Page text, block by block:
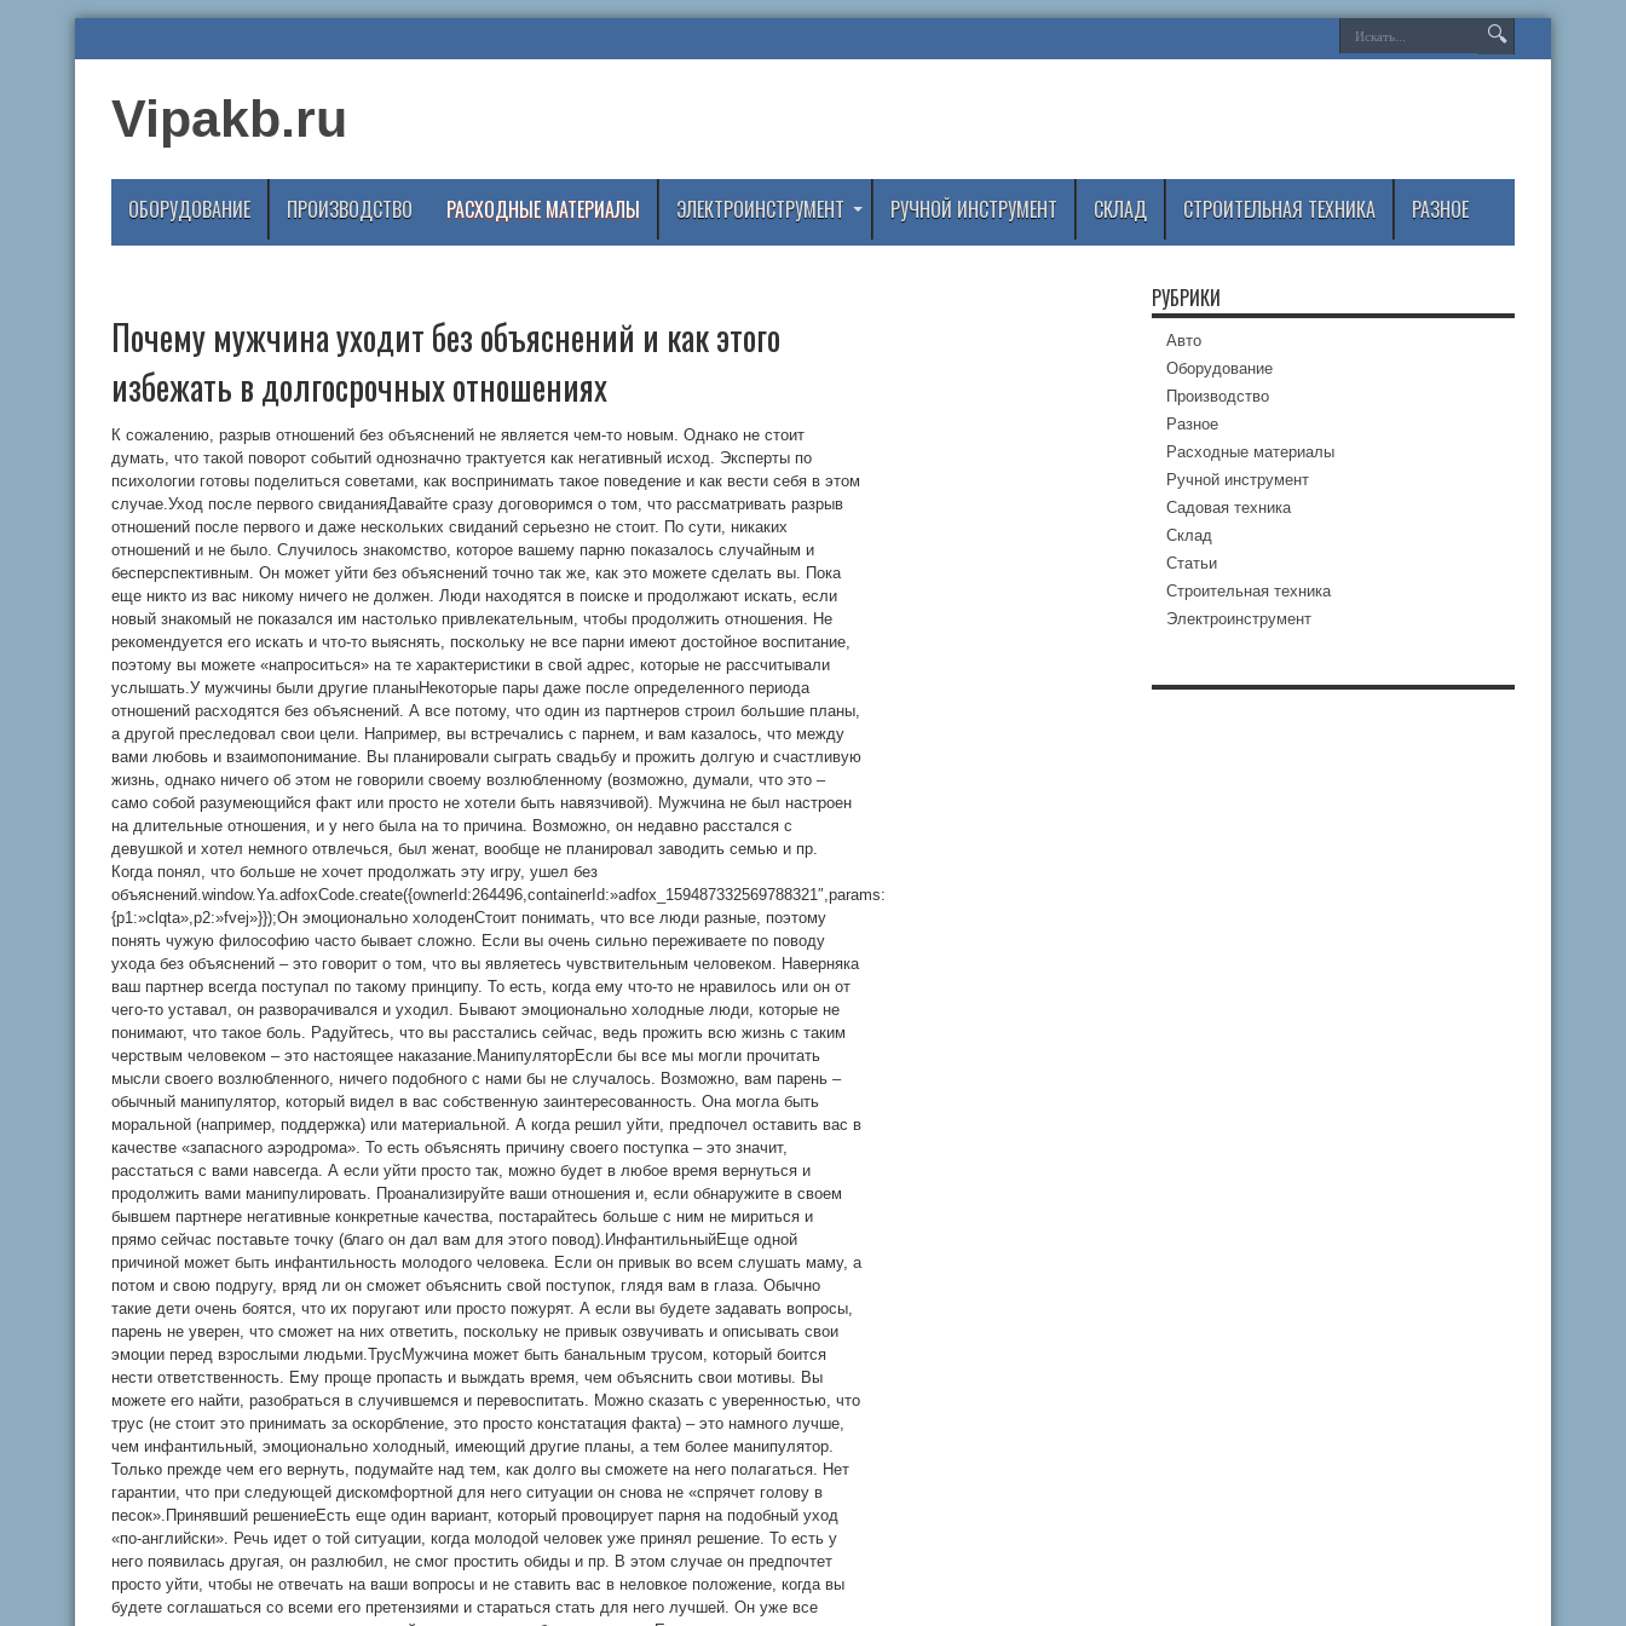
Vipakb.ru
ОБОРУДОВАНИЕ ПРОИЗВОДСТВО РАСХОДНЫЕ МАТЕРИАЛЫ ЭЛЕКТРОИНСТРУМЕНТ РУЧНОЙ ИНСТРУМЕНТ СКЛАД СТРОИТЕЛЬНАЯ ТЕХНИКА РАЗНОЕ
Почему мужчина уходит без объяснений и как этого
избежать в долгосрочных отношениях
К сожалению, разрыв отношений без объяснений не является чем-то новым. Однако не стоит
думать, что такой поворот событий однозначно трактуется как негативный исход. Эксперты по
психологии готовы поделиться советами, как воспринимать такое поведение и как вести себя в этом
случае.Уход после первого свиданияДавайте сразу договоримся о том, что рассматривать разрыв
отношений после первого и даже нескольких свиданий серьезно не стоит. По сути, никаких
отношений и не было. Случилось знакомство, которое вашему парню показалось случайным и
бесперспективным. Он может уйти без объяснений точно так же, как это можете сделать вы. Пока
еще никто из вас никому ничего не должен. Люди находятся в поиске и продолжают искать, если
новый знакомый не показался им настолько привлекательным, чтобы продолжить отношения. Не
рекомендуется его искать и что-то выяснять, поскольку не все парни имеют достойное воспитание,
поэтому вы можете «напроситься» на те характеристики в свой адрес, которые не рассчитывали
услышать.У мужчины были другие планыНекоторые пары даже после определенного периода
отношений расходятся без объяснений. А все потому, что один из партнеров строил большие планы,
а другой преследовал свои цели. Например, вы встречались с парнем, и вам казалось, что между
вами любовь и взаимопонимание. Вы планировали сыграть свадьбу и прожить долгую и счастливую
жизнь, однако ничего об этом не говорили своему возлюбленному (возможно, думали, что это –
само собой разумеющийся факт или просто не хотели быть навязчивой). Мужчина не был настроен
на длительные отношения, и у него была на то причина. Возможно, он недавно расстался с
девушкой и хотел немного отвлечься, был женат, вообще не планировал заводить семью и пр.
Когда понял, что больше не хочет продолжать эту игру, ушел без
объяснений.window.Ya.adfoxCode.create({ownerId:264496,containerId:»adfox_159487332569788321″,params:
{p1:»clqta»,p2:»fvej»}});Он эмоционально холоденСтоит понимать, что все люди разные, поэтому
понять чужую философию часто бывает сложно. Если вы очень сильно переживаете по поводу
ухода без объяснений – это говорит о том, что вы являетесь чувствительным человеком. Наверняка
ваш партнер всегда поступал по такому принципу. То есть, когда ему что-то не нравилось или он от
чего-то уставал, он разворачивался и уходил. Бывают эмоционально холодные люди, которые не
понимают, что такое боль. Радуйтесь, что вы расстались сейчас, ведь прожить всю жизнь с таким
черствым человеком – это настоящее наказание.МанипуляторЕсли бы все мы могли прочитать
мысли своего возлюбленного, ничего подобного с нами бы не случалось. Возможно, вам парень –
обычный манипулятор, который видел в вас собственную заинтересованность. Она могла быть
моральной (например, поддержка) или материальной. А когда решил уйти, предпочел оставить вас в
качестве «запасного аэродрома». То есть объяснять причину своего поступка – это значит,
расстаться с вами навсегда. А если уйти просто так, можно будет в любое время вернуться и
продолжить вами манипулировать. Проанализируйте ваши отношения и, если обнаружите в своем
бывшем партнере негативные конкретные качества, постарайтесь больше с ним не мириться и
прямо сейчас поставьте точку (благо он дал вам для этого повод).ИнфантильныйЕще одной
причиной может быть инфантильность молодого человека. Если он привык во всем слушать маму, а
потом и свою подругу, вряд ли он сможет объяснить свой поступок, глядя вам в глаза. Обычно
такие дети очень боятся, что их поругают или просто пожурят. А если вы будете задавать вопросы,
парень не уверен, что сможет на них ответить, поскольку не привык озвучивать и описывать свои
эмоции перед взрослыми людьми.ТрусМужчина может быть банальным трусом, который боится
нести ответственность. Ему проще пропасть и выждать время, чем объяснить свои мотивы. Вы
можете его найти, разобраться в случившемся и перевоспитать. Можно сказать с уверенностью, что
трус (не стоит это принимать за оскорбление, это просто констатация факта) – это намного лучше,
чем инфантильный, эмоционально холодный, имеющий другие планы, а тем более манипулятор.
Только прежде чем его вернуть, подумайте над тем, как долго вы сможете на него полагаться. Нет
гарантии, что при следующей дискомфортной для него ситуации он снова не «спрячет голову в
песок».Принявший решениеЕсть еще один вариант, который провоцирует парня на подобный уход
«по-английски». Речь идет о той ситуации, когда молодой человек уже принял решение. То есть у
него появилась другая, он разлюбил, не смог простить обиды и пр. В этом случае он предпочтет
просто уйти, чтобы не отвечать на ваши вопросы и не ставить вас в неловкое положение, когда вы
будете соглашаться со всеми его претензиями и стараться стать для него лучшей. Он уже все
РУБРИКИ
Авто
Оборудование
Производство
Разное
Расходные материалы
Ручной инструмент
Садовая техника
Склад
Статьи
Строительная техника
Электроинструмент